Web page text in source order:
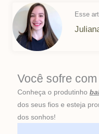
Esse
Você sofre
Conheça o produtinho
dos seus fios e esteja
dos sonhos!